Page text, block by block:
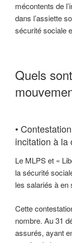
mécontents de
dans l’assiette
sécurité sociale
Quels
•
incitation à la
Le MLPS et «
la sécurité
les salariés à en
Cette
nombre. Au 31
assurés, ayant